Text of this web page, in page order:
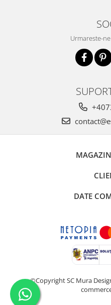
Urmareste-
DATE
©Copyright SC Mura